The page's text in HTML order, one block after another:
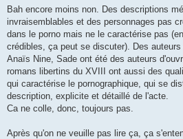
Bah encore moins non. Des descriptions
invraisemblables et des personnages pas
dans le porno mais ne le caractérise pas
crédibles, ça peut se discuter). Des
Anaïs Nine, Sade ont été des auteurs
romans libertins du XVIII ont aussi des
qui caractérise le pornographique, qui se
description, explicite et détaillé de l'acte.
Ca ne colle, donc, toujours pas.
Après qu'on ne veuille pas lire ça, ça